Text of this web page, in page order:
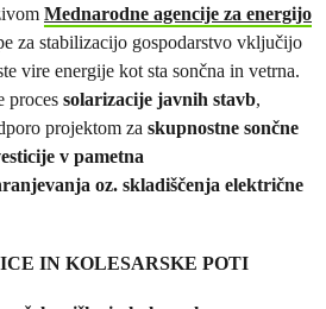
Mednarodne agencije za energijo
za stabilizacijo gospodarstvo vključijo
vire energije kot sta sončna in vetrna.
proces solarizacije javnih stavb,
projektom za skupnostne sončne
v pametna
oz. skladiščenja električne
IN KOLESARSKE POTI